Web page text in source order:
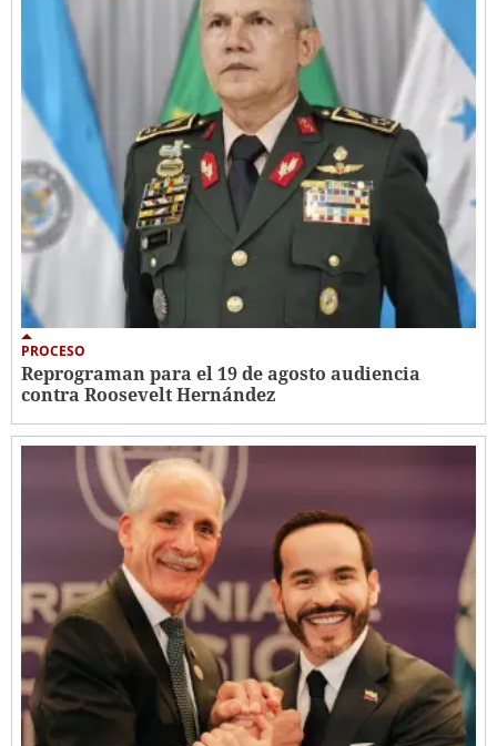
PROCESO
Reprograman para el 19 de agosto audiencia
contra Roosevelt Hernández